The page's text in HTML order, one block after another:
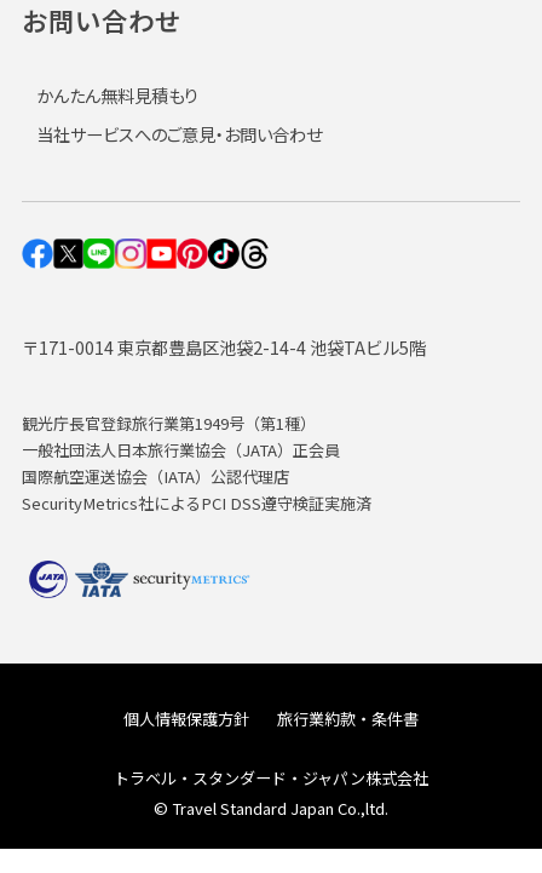
〒171-0014 東京都豊島区池袋2-14-4 池袋TAビル5階
観光庁長官登録旅行業第1949号（第1種）
一般社団法人日本旅行業協会（JATA）正会員
国際航空運送協会（IATA）公認代理店
SecurityMetrics社によるPCI DSS遵守検証実施済
お問い合わせ
かんたん無料見積もり
当社サービスへのご意見・お問い合わせ
個人情報保護方針 旅行業約款・条件書
トラベル・スタンダード・ジャパン株式会社
© Travel Standard Japan Co.,ltd.